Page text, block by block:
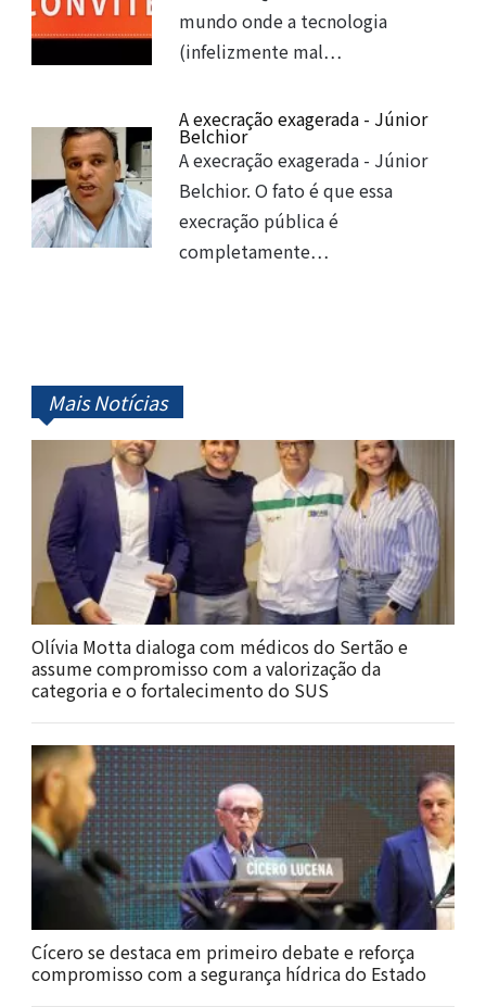
mundo onde a tecnologia
(infelizmente mal…
A execração exagerada - Júnior
Belchior
A execração exagerada - Júnior
Belchior. O fato é que essa
execração pública é
completamente…
Mais Notícias
Olívia Motta dialoga com médicos do Sertão e
assume compromisso com a valorização da
categoria e o fortalecimento do SUS
Cícero se destaca em primeiro debate e reforça
compromisso com a segurança hídrica do Estado